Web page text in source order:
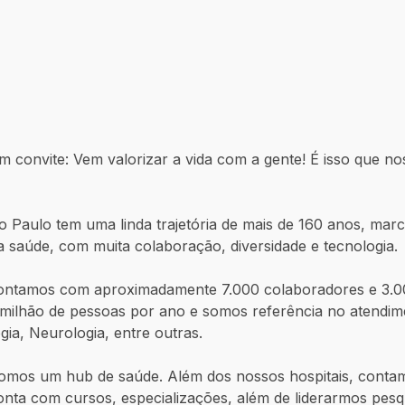
convite: Vem valorizar a vida com a gente! É isso que
Paulo tem uma linda trajetória de mais de 160 anos,
com muita colaboração, diversidade e tecnologia.
com aproximadamente 7.000 colaboradores e
de pessoas por ano e somos referência no
Neurologia, entre outras.
um hub de saúde. Além dos nossos hospitais,
com cursos, especializações, além de liderarmos